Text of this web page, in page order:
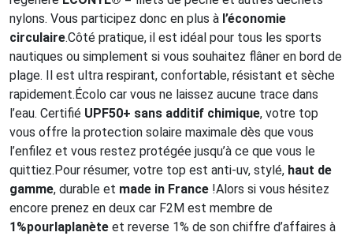
nylons. Vous participez donc en plus à l’économie
circulaire.Côté pratique, il est idéal pour tous les sports
nautiques ou simplement si vous souhaitez flâner en bord de
plage. Il est ultra respirant, confortable, résistant et sèche
rapidement.Écolo car vous ne laissez aucune trace dans
l’eau. Certifié UPF50+ sans additif chimique, votre top
vous offre la protection solaire maximale dès que vous
l’enfilez et vous restez protégée jusqu’à ce que vous le
quittiez.Pour résumer, votre top est anti-uv, stylé, haut de
gamme, durable et made in France !Alors si vous hésitez
encore prenez en deux car F2M est membre de
1%pourlaplanète et reverse 1% de son chiffre d’affaires à